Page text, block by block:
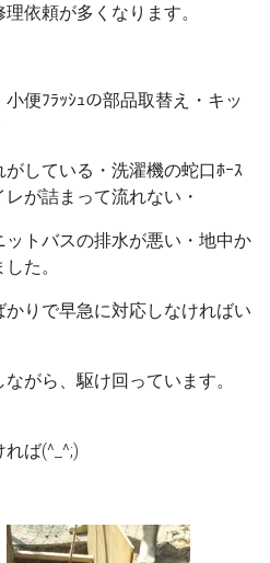
依頼が多くなります。
便ﾌﾗｯｼｭの部品取替え・キッ
している・洗濯機の蛇口ﾎｰｽ
が詰まって流れない・
トバスの排水が悪い・地中か
た。
りで早急に対応しなければい
がら、駆け回っています。
ば(^_^;)